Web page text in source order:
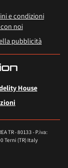
e condizioni
noi
pubblicità
House
TR - 80133 - P.iva:
Terni (TR) Italy